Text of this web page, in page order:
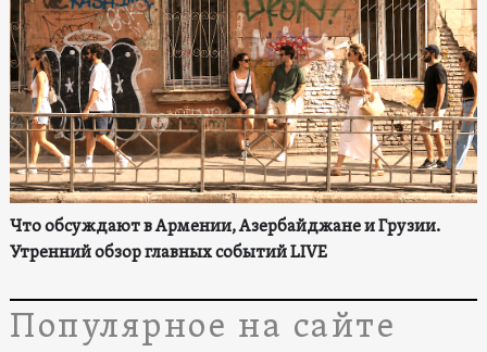
Что обсуждают в Армении, Азербайджане и Грузии.
Утренний обзор главных событий LIVE
Популярное на сайте